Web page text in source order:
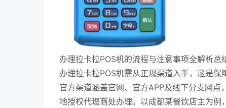
办理拉卡拉POS机的流程与注意事项全解析总
办理拉卡拉POS机需从正规渠道入手，这是
官方渠道涵盖官网、官方APP及线下分支网点
地授权代理商处办理。以成都某餐饮店主为